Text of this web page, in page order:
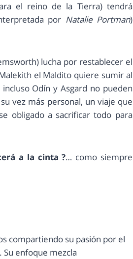
el reino de la Tierra) tendrá
por Natalie Portman)
lucha por restablecer el
el Maldito quiere sumir al
Odín y Asgard no pueden
vez más personal, un viaje que
obligado a sacrificar todo para
a la cinta ?… como siempre
compartiendo su pasión por el
Su enfoque mezcla